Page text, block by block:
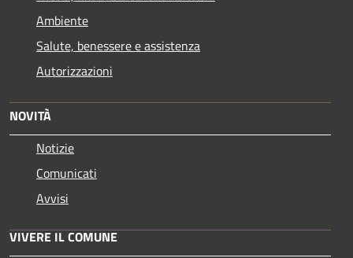
Ambiente
Salute, benessere e assistenza
Autorizzazioni
NOVITÀ
Notizie
Comunicati
Avvisi
VIVERE IL COMUNE